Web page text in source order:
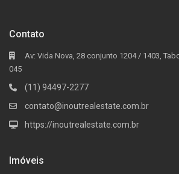
Contato
Av: Vida Nova, 28 conjunto 1204 / 1403,
045
(11) 94497-2277
contato@inoutrealestate.com.br
https://inoutrealestate.com.br
Imóveis